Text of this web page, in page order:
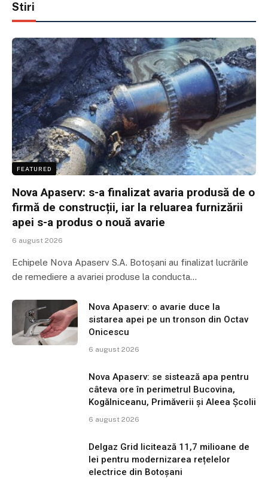
Stiri
FEATURED
Nova Apaserv: s-a finalizat avaria produsă de o
firmă de construcții, iar la reluarea furnizării
apei s-a produs o nouă avarie
6 august 2026
Echipele Nova Apaserv S.A. Botoșani au finalizat lucrările
de remediere a avariei produse la conducta…
Nova Apaserv: o avarie duce la
sistarea apei pe un tronson din Octav
Onicescu
6 august 2026
Nova Apaserv: se sistează apa pentru
câteva ore în perimetrul Bucovina,
Kogălniceanu, Primăverii și Aleea Școlii
6 august 2026
Delgaz Grid licitează 11,7 milioane de
lei pentru modernizarea rețelelor
electrice din Botoșani